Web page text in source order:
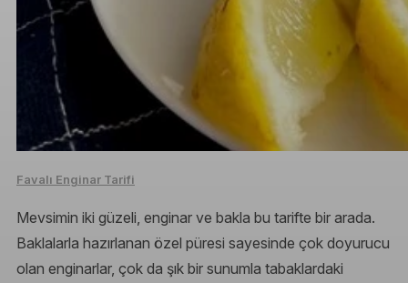
Favalı Enginar Tarifi
Mevsimin iki güzeli, enginar ve bakla bu tarifte bir arada.
Baklalarla hazırlanan özel püresi sayesinde çok doyurucu
olan enginarlar, çok da şık bir sunumla tabaklardaki